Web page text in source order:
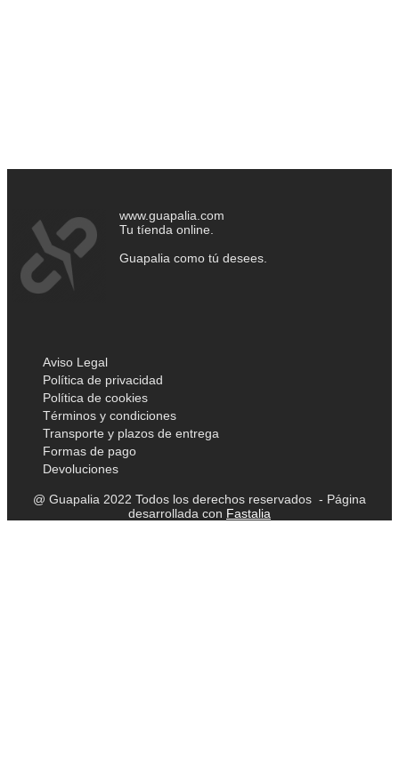
www.guapalia.com
Tu tíenda online.
Guapalia como tú desees.
Aviso Legal
Política de privacidad
Política de cookies
Términos y condiciones
Transporte y plazos de entrega
Formas de pago
Devoluciones
@ Guapalia 2022 Todos los derechos reservados - Página
desarrollada con Fastalia